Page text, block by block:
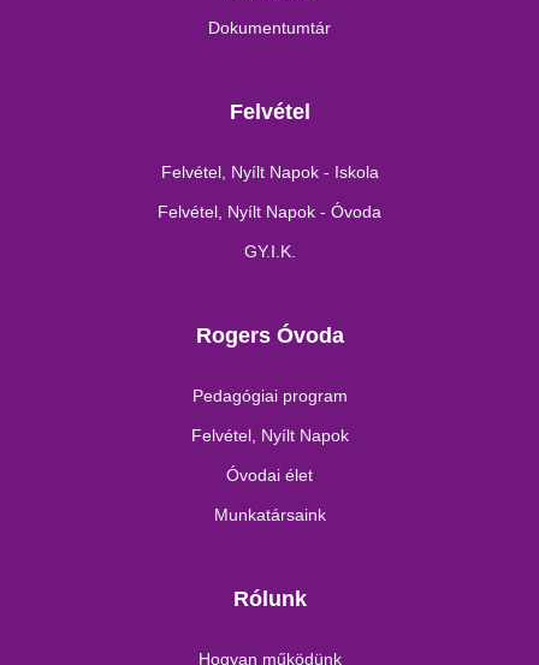
Dokumentumtár
Felvétel
Felvétel, Nyílt Napok - Iskola
Felvétel, Nyílt Napok - Óvoda
GY.I.K.
Rogers Óvoda
Pedagógiai program
Felvétel, Nyílt Napok
Óvodai élet
Munkatársaink
Rólunk
Hogyan működünk